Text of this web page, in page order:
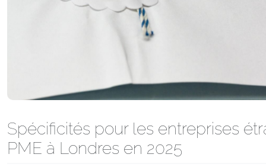
Spécificités pour les entreprises
PME à Londres en 2025